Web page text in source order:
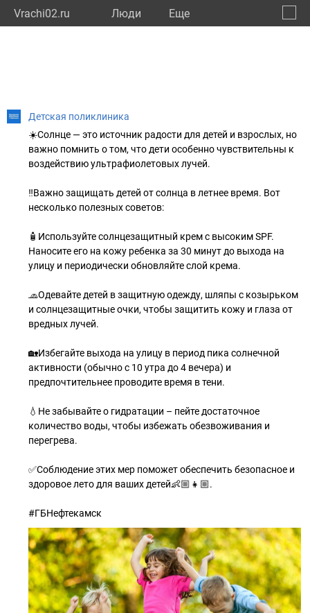
Vrachi02.ru Люди Eще
Детская поликлиника
☀️Солнце — это источник радости для детей и взрослых, но
важно помнить о том, что дети особенно чувствительны к
воздействию ультрафиолетовых лучей.
‼️Важно защищать детей от солнца в летнее время. Вот
несколько полезных советов:
🧴Используйте солнцезащитный крем с высоким SPF.
Наносите его на кожу ребенка за 30 минут до выхода на
улицу и периодически обновляйте слой крема.
🧢Одевайте детей в защитную одежду, шляпы с козырьком
и солнцезащитные очки, чтобы защитить кожу и глаза от
вредных лучей.
🏡Избегайте выхода на улицу в период пика солнечной
активности (обычно с 10 утра до 4 вечера) и
предпочтительнее проводите время в тени.
💧Не забывайте о гидратации – пейте достаточное
количество воды, чтобы избежать обезвоживания и
перегрева.
✅Соблюдение этих мер поможет обеспечить безопасное и
здоровое лето для ваших детей👶🏼👧🏼.
#ГБНефтекамск